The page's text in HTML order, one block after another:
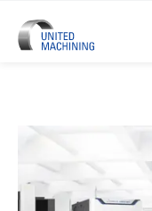
UNITED